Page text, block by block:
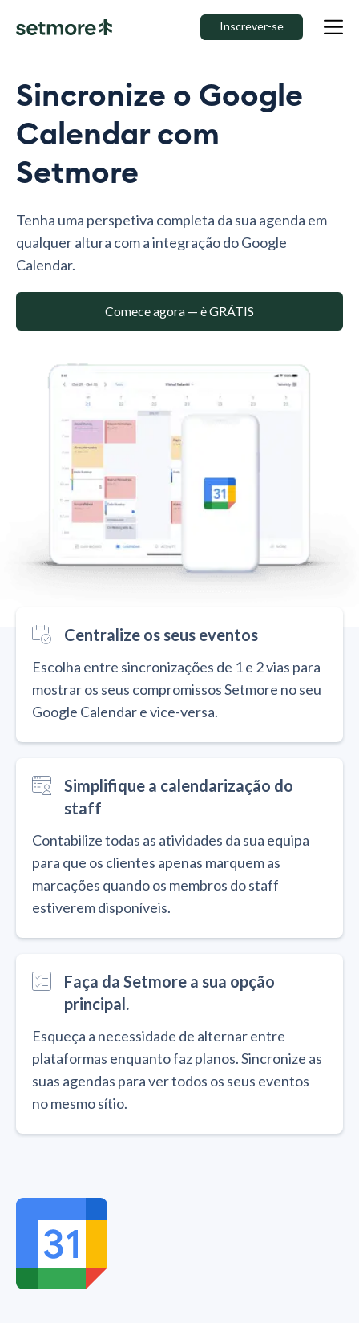
Inscrever-se
Sincronize o Google
Calendar com
Setmore
Tenha uma perspetiva completa da sua agenda em
qualquer altura com a integração do Google
Calendar.
Comece agora — è GRÁTIS
Centralize os seus eventos
Escolha entre sincronizações de 1 e 2 vias para
mostrar os seus compromissos Setmore no seu
Google Calendar e vice-versa.
Simplifique a calendarização do
staff
Contabilize todas as atividades da sua equipa
para que os clientes apenas marquem as
marcações quando os membros do staff
estiverem disponíveis.
Faça da Setmore a sua opção
principal.
Esqueça a necessidade de alternar entre
plataformas enquanto faz planos. Sincronize as
suas agendas para ver todos os seus eventos
no mesmo sítio.